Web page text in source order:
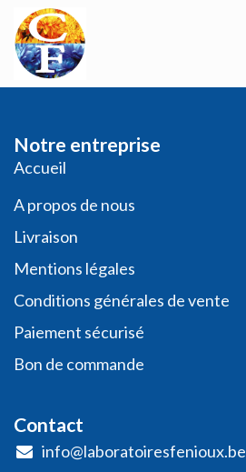
Se rendre au contenu
Notre entreprise
​​​Acc​uei​l​
A propos de nous
Livraison
Mentions légales
Conditio​ns général​es de vente
Paiement sécurisé
Bon de commande
Contact
info@laboratoiresfenioux.be